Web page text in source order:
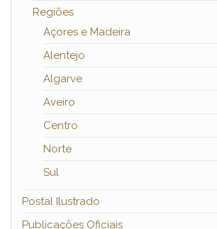
Regiões
Açores e Madeira
Alentejo
Algarve
Aveiro
Centro
Norte
Sul
Postal Ilustrado
Publicações Oficiais